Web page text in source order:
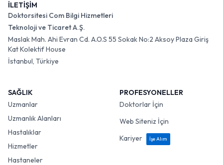
İLETİŞİM
Doktorsitesi Com Bilgi Hizmetleri
Teknoloji ve Ticaret A.Ş.
Maslak Mah. Ahi Evran Cd. A.O.S 55 Sokak No:2 Aksoy Plaza Giriş
Kat Kolektif House
İstanbul, Türkiye
SAĞLIK
Uzmanlar
Uzmanlık Alanları
Hastalıklar
Hizmetler
Hastaneler
PROFESYONELLER
Doktorlar İçin
Web Siteniz İçin
Kariyer
İşe Alım